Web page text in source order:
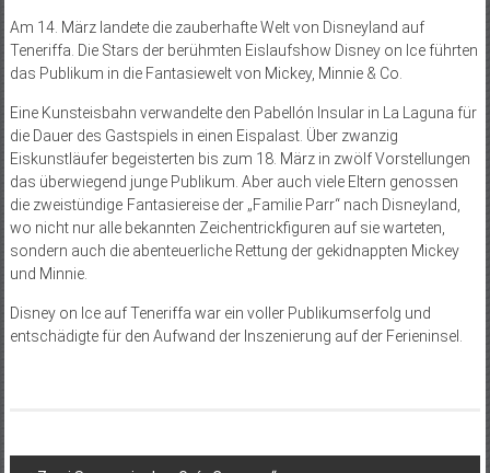
Am 14. März landete die zauberhafte Welt von Disneyland auf
Teneriffa. Die Stars der berühmten Eislaufshow Disney on Ice führten
das Publikum in die Fantasiewelt von Mickey, Minnie & Co.
Eine Kunsteisbahn verwandelte den Pabellón Insular in La Laguna für
die Dauer des Gastspiels in einen Eispalast. Über zwanzig
Eiskunstläufer begeisterten bis zum 18. März in zwölf Vorstellungen
das überwiegend junge Publikum. Aber auch viele Eltern genossen
die zweistündige Fantasiereise der „Familie Parr“ nach Disneyland,
wo nicht nur alle bekannten Zeichentrickfiguren auf sie warteten,
sondern auch die abenteuerliche Rettung der gekidnappten Mickey
und Minnie.
Disney on Ice auf Teneriffa war ein voller Publikumserfolg und
entschädigte für den Aufwand der Inszenierung auf der Ferieninsel.